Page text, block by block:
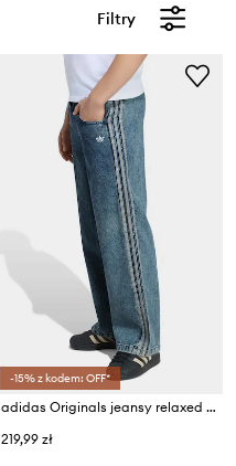
Filtry
-15% z kodem: OFF*
adidas Originals jeansy relaxed fit dziecięce
219,99 zł